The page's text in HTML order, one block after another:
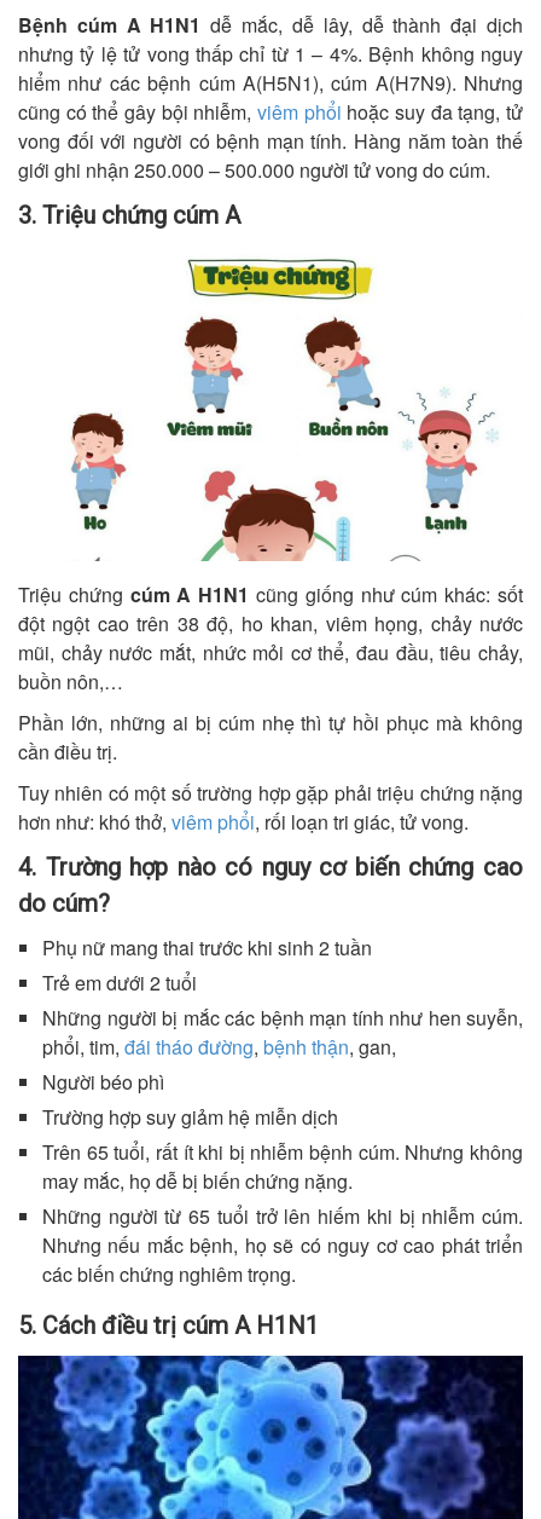
Bệnh cúm A H1N1 dễ mắc, dễ lây, dễ thành đại dịch
nhưng tỷ lệ tử vong thấp chỉ từ 1 – 4%. Bệnh không nguy
hiểm như các bệnh cúm A(H5N1), cúm A(H7N9). Nhưng
cũng có thể gây bội nhiễm, viêm phổi hoặc suy đa tạng, tử
vong đối với người có bệnh mạn tính. Hàng năm toàn thế
giới ghi nhận 250.000 – 500.000 người tử vong do cúm.
3. Triệu chứng cúm A
Triệu chứng cúm A H1N1 cũng giống như cúm khác: sốt
đột ngột cao trên 38 độ, ho khan, viêm họng, chảy nước
mũi, chảy nước mắt, nhức mỏi cơ thể, đau đầu, tiêu chảy,
buồn nôn,…
Phần lớn, những ai bị cúm nhẹ thì tự hồi phục mà không
cần điều trị.
Tuy nhiên có một số trường hợp gặp phải triệu chứng nặng
hơn như: khó thở, viêm phổi, rối loạn tri giác, tử vong.
4. Trường hợp nào có nguy cơ biến chứng cao
do cúm?
Phụ nữ mang thai trước khi sinh 2 tuần
Trẻ em dưới 2 tuổi
Những người bị mắc các bệnh mạn tính như hen suyễn,
phổi, tim, đái tháo đường, bệnh thận, gan,
Người béo phì
Trường hợp suy giảm hệ miễn dịch
Trên 65 tuổi, rất ít khi bị nhiễm bệnh cúm. Nhưng không
may mắc, họ dễ bị biến chứng nặng.
Những người từ 65 tuổi trở lên hiếm khi bị nhiễm cúm.
Nhưng nếu mắc bệnh, họ sẽ có nguy cơ cao phát triển
các biến chứng nghiêm trọng.
5. Cách điều trị cúm A H1N1